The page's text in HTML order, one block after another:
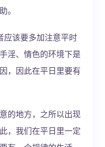
。
应该要多加注意平时
淫、情色的环境下是
，因此在平日里要有
的地方，之所以出现
，我们在平日里一定